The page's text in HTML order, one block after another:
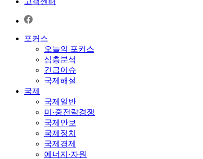
포커스
오늘의 포커스
심층분석
긴급이슈
국제해설
국제
국제일반
미·중전략경쟁
국제안보
국제정치
국제경제
에너지·자원